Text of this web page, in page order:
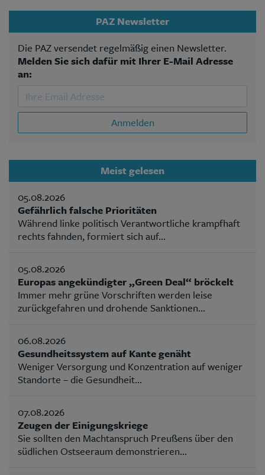
PAZ Newsletter
Die PAZ versendet regelmäßig einen Newsletter.
Melden Sie sich dafür mit Ihrer E-Mail Adresse
an:
Anmelden
Meist gelesen
05.08.2026
Gefährlich falsche Prioritäten
Während linke politisch Verantwortliche krampfhaft
rechts fahnden, formiert sich auf...
05.08.2026
Europas angekündigter „Green Deal“ bröckelt
Immer mehr grüne Vorschriften werden leise
zurückgefahren und drohende Sanktionen...
06.08.2026
Gesundheitssystem auf Kante genäht
Weniger Versorgung und Konzentration auf weniger
Standorte – die Gesundheit...
07.08.2026
Zeugen der Einigungskriege
Sie sollten den Machtanspruch Preußens über den
südlichen Ostseeraum demonstrieren...